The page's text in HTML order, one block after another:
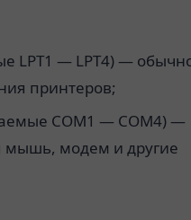
LPT1 — LPT4) —
принтеров;
СОМ1 — COM4) —
мышь, модем и другие